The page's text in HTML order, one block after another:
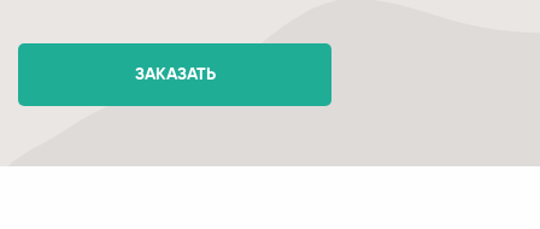
ЗАКАЗАТЬ